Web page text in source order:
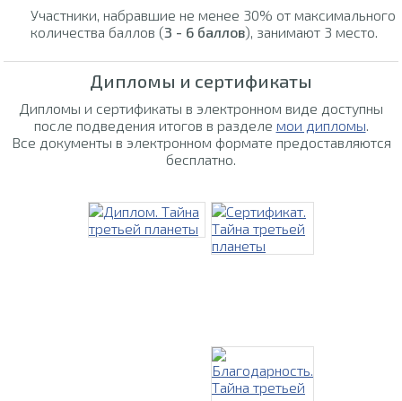
Участники, набравшие не менее 30% от максимального
количества баллов (3 - 6 баллов), занимают 3 место.
Дипломы и сертификаты
Дипломы и сертификаты в электронном виде доступны
после подведения итогов в разделе мои дипломы.
Все документы в электронном формате предоставляются
бесплатно.